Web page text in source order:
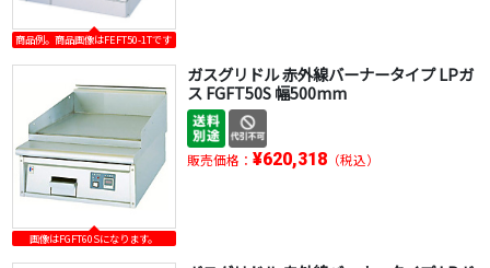
商品例。商品画像はFEFT50-1Tです
画像はFGFT60Sになります。
ガスグリドル 赤外線バーナータイプ LPガ
ス FGFT50S 幅500mm
販売価格： ¥620,318（税込）